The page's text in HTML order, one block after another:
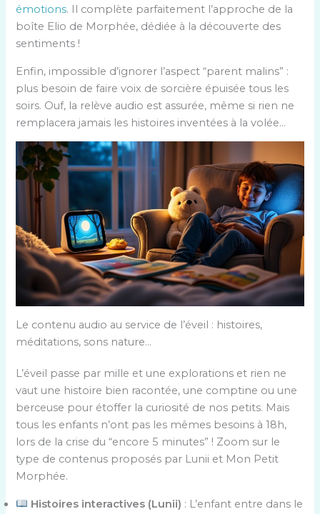
émotions. Il complète parfaitement l’approche de la
boîte Elio de Morphée, dédiée à la découverte des
sentiments !
Enfin, impossible d’ignorer l’aspect “parent malins” :
plus besoin de faire voix de sorcière épuisée tous les
soirs. Ouf, la relève audio est assurée, même si rien ne
remplacera jamais les histoires inventées à la volée…
Le contenu audio au service de l’éveil : histoires,
méditations, sons nature…
L’éveil passe par mille et une explorations et rien ne
vaut une histoire bien racontée, une comptine ou une
berceuse pour étoffer la curiosité de nos petits. Mais
tous les enfants n’ont pas les mêmes besoins à 18h,
lors de la crise du “encore 5 minutes” ! Zoom sur le
type de contenus proposés par Lunii et Mon Petit
Morphée.
Histoires interactives (Lunii) : L’enfant entre dans le